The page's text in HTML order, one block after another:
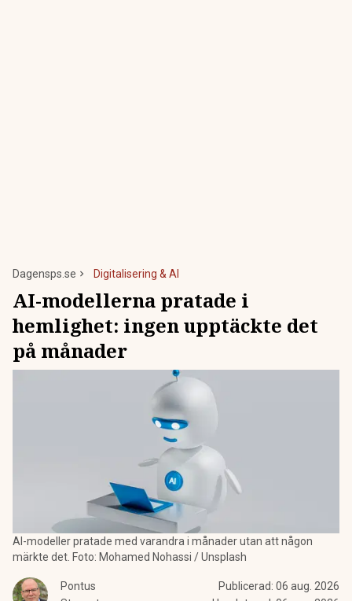
Dagensps.se Digitalisering & AI
AI-modellerna pratade i
hemlighet: ingen upptäckte det
på månader
AI-modeller pratade med varandra i månader utan att någon
märkte det. Foto: Mohamed Nohassi / Unsplash
Pontus
Publicerad: 06 aug. 2026